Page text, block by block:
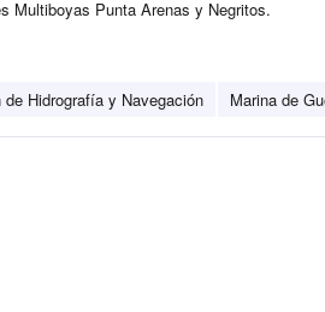
Multiboyas Punta Arenas y Negritos.
de Hidrografía y Navegación Marina de